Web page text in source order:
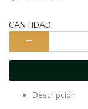
CANTIDAD
Descripción